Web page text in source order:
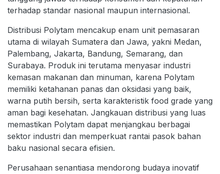
terhadap standar nasional maupun internasional.
Distribusi Polytam mencakup enam unit pemasaran
utama di wilayah Sumatera dan Jawa, yakni Medan,
Palembang, Jakarta, Bandung, Semarang, dan
Surabaya. Produk ini terutama menyasar industri
kemasan makanan dan minuman, karena Polytam
memiliki ketahanan panas dan oksidasi yang baik,
warna putih bersih, serta karakteristik food grade yang
aman bagi kesehatan. Jangkauan distribusi yang luas
memastikan Polytam dapat menjangkau berbagai
sektor industri dan memperkuat rantai pasok bahan
baku nasional secara efisien.
Perusahaan senantiasa mendorong budaya inovatif